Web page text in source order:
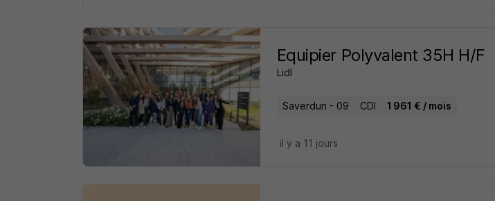
Equipier Polyvalent 35H H/F
Lidl
Saverdun - 09 CDI 1 961 € / mois
il y a 11 jours